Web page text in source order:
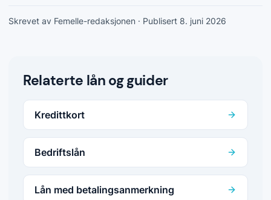
Skrevet av Femelle-redaksjonen · Publisert 8. juni 2026
Relaterte lån og guider
Kredittkort
Bedriftslån
Lån med betalingsanmerkning